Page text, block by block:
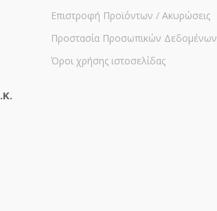
Επιστροφή Προϊόντων / Ακυρώσεις
Προστασία Προσωπικών Δεδομένων
Όροι χρήσης ιστοσελίδας